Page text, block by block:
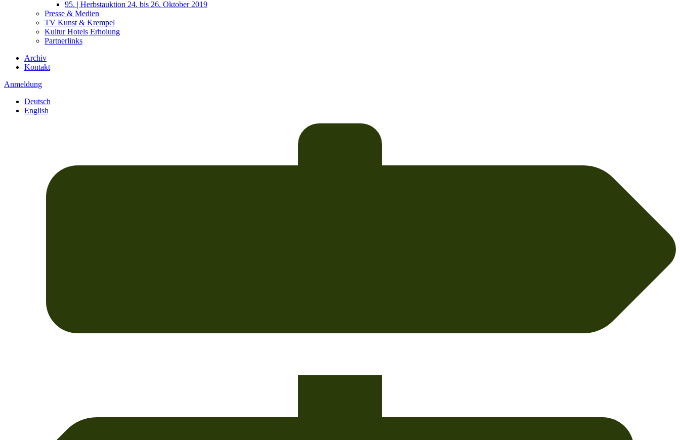
95. | Herbstauktion 24. bis 26. Oktober 2019
Presse & Medien
TV Kunst & Krempel
Kultur Hotels Erholung
Partnerlinks
Archiv
Kontakt
Anmeldung
Deutsch
English